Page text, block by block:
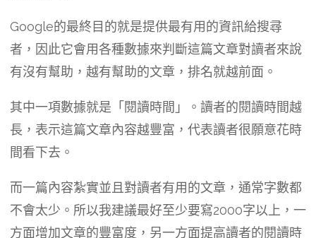
Google的最終目的就是提供最有用的資訊給搜尋
者，因此它會用各種數據來判斷這篇文章對讀者來說
有沒有幫助，越有幫助的文章，排名就越前面。
其中一項數據就是「閱讀時間」。讀者的閱讀時間越
長，表示這篇文章內容越豐富，代表讀者很願意花時
間看下去。
而一篇內容紮實並且對讀者有用的文章，通常字數都
不會太少。所以我建議最好至少要寫2000字以上，一
方面增加文章的豐富度，另一方面提高讀者的閱讀時